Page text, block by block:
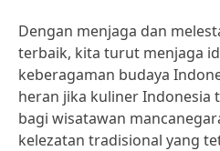
Dengan menjaga dan
terbaik, kita turut menjaga
keberagaman budaya
heran jika kuliner Indonesia
bagi wisatawan
kelezatan tradisional yang